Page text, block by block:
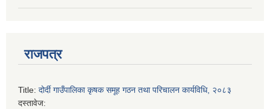
राजपत्र
Title: दोर्दी गाउँपालिका कृषक समूह गठन तथा परिचालन कार्यविधि, २०८३
दस्तावेज: